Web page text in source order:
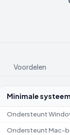
Voordelen
Minimale
Ondersteunt
Ondersteunt Mac-